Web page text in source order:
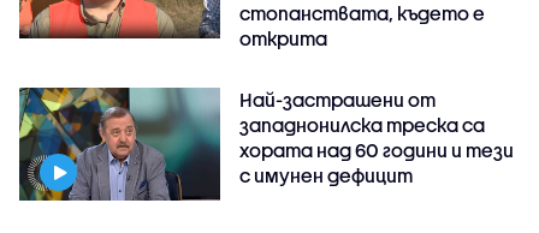
стопанствата, където е
открита
Най-застрашени от
западнонилска треска са
хората над 60 години и тези
с имунен дефицит